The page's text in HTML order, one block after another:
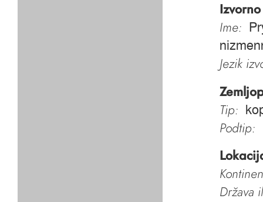
Ime:
Jezik
Tip:
Podtip:
Država